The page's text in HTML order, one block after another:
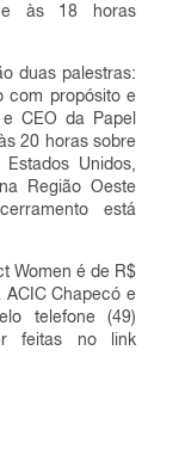
e às 18 horas
duas palestras:
com propósito e
CEO da Papel
20 horas sobre
Unidos,
Região Oeste
está
Women é de R$
ACIC Chapecó e
telefone (49)
feitas no link